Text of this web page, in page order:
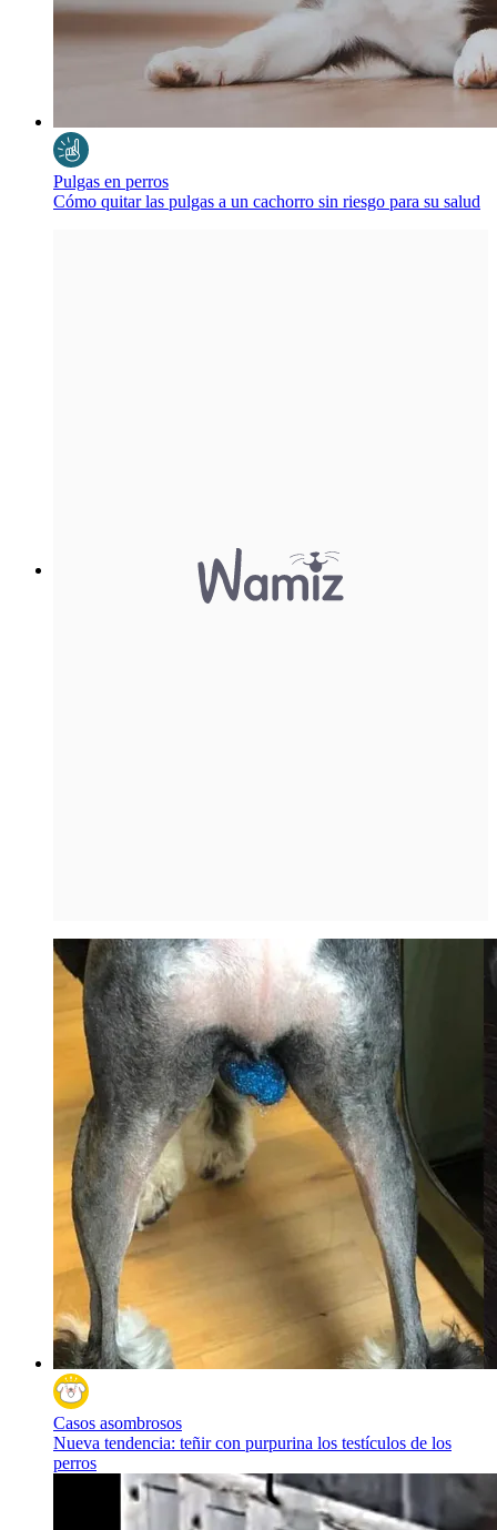
Pulgas en perros
Cómo quitar las pulgas a un cachorro sin riesgo para su salud
Casos asombrosos
Nueva tendencia: teñir con purpurina los testículos de los
perros